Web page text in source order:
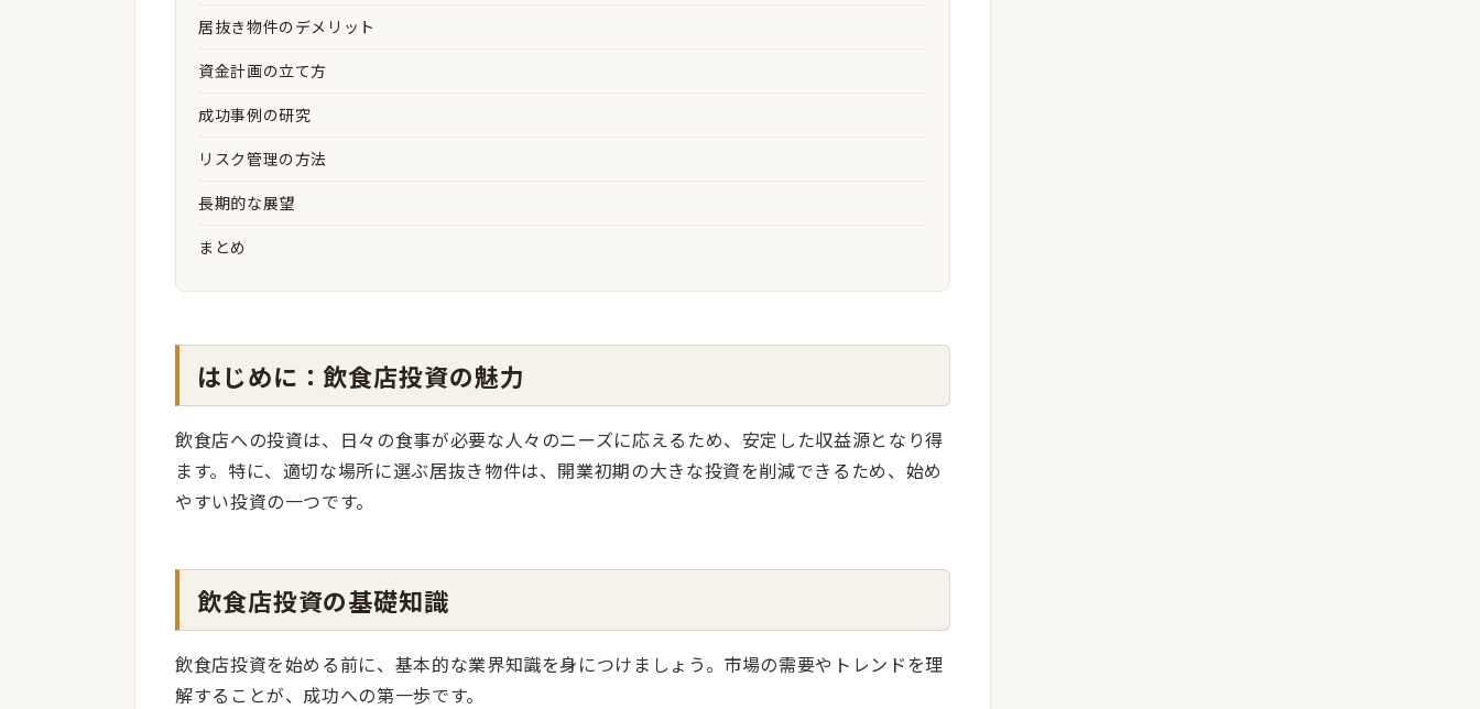
居抜き物件のデメリット
資金計画の立て方
成功事例の研究
リスク管理の方法
長期的な展望
まとめ
はじめに：飲食店投資の魅力
飲食店への投資は、日々の食事が必要な人々のニーズに応えるため、安定した収益源となり得
ます。特に、適切な場所に選ぶ居抜き物件は、開業初期の大きな投資を削減できるため、始め
やすい投資の一つです。
飲食店投資の基礎知識
飲食店投資を始める前に、基本的な業界知識を身につけましょう。市場の需要やトレンドを理
解することが、成功への第一歩です。